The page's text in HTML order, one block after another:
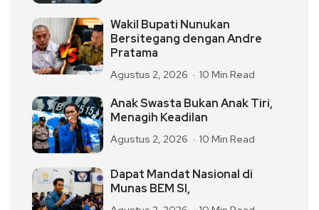
Wakil Bupati Nunukan
Bersitegang dengan Andre
Pratama
Agustus 2, 2026 10 Min Read
Anak Swasta Bukan Anak Tiri,
Menagih Keadilan
Agustus 2, 2026 10 Min Read
Dapat Mandat Nasional di
Munas BEM SI,